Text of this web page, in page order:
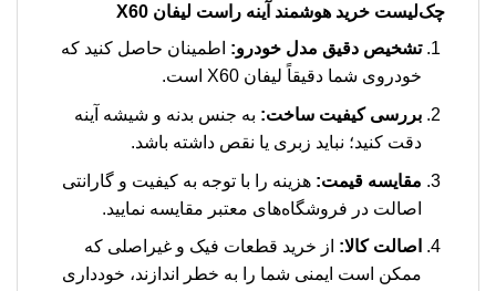
چک‌لیست خرید هوشمند آینه راست لیفان X60
تشخیص دقیق مدل خودرو: اطمینان حاصل کنید که
خودروی شما دقیقاً لیفان X60 است.
بررسی کیفیت ساخت: به جنس بدنه و شیشه آینه
دقت کنید؛ نباید زبری یا نقص داشته باشد.
مقایسه قیمت: هزینه را با توجه به کیفیت و گارانتی
اصالت در فروشگاه‌های معتبر مقایسه نمایید.
اصالت کالا: از خرید قطعات فیک و غیراصلی که
ممکن است ایمنی شما را به خطر اندازند، خودداری